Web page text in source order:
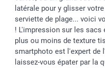
latérale pour y glisser
serviette de plage... voici
! L'impression sur les sacs
plus ou moins de texture
smartphoto est l'expert de
laissez-vous épater par la